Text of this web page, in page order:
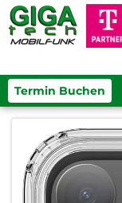
Termin Buchen